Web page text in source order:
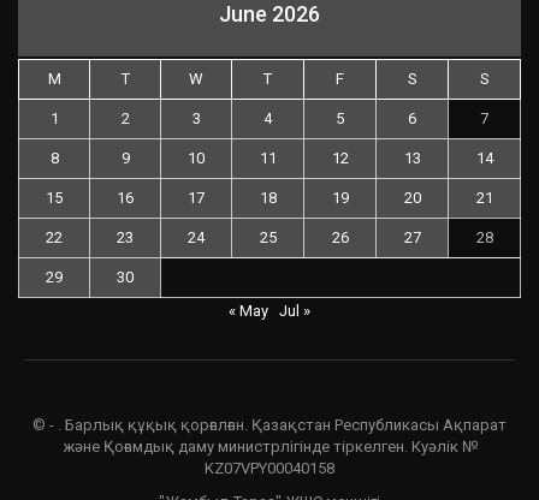
June 2026
M T W T F S S
1 2 3 4 5 6 7
8 9 10 11 12 13 14
15 16 17 18 19 20 21
22 23 24 25 26 27 28
29
30
« May Jul »
© - . Барлық құқық қорғалған. Қазақстан Республикасы Ақпарат
және Қоғамдық даму министрлігінде тіркелген. Куәлік №
KZ07VPY00040158